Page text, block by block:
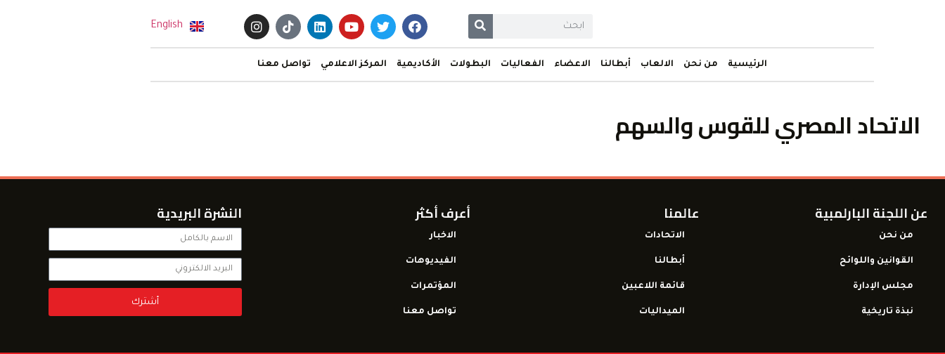
English
الرئيسية من نحن الالعاب أبطالنا الاعضاء الفعاليات البطولات الأكاديمية المركز الاعلامي تواصل معنا
الاتحاد المصري للقوس والسهم
عن اللجنة البارلمبية
من نحن
القوانين واللوائح
مجلس الإدارة
نبذة تاريخية
عالمنا
الاتحادات
أبطالنا
قائمة اللاعبين
الميداليات
أعرف أكثر
الاخبار
الفيديوهات
المؤتمرات
تواصل معنا
النشرة البريدية
أشترك